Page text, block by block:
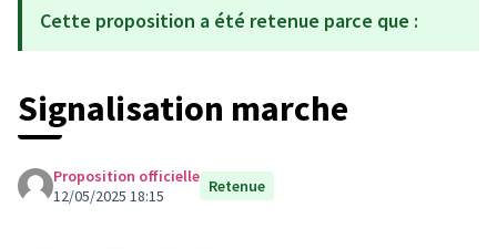
Cette proposition a été retenue parce que :
Signalisation marche
Proposition officielle
12/05/2025 18:15
Retenue